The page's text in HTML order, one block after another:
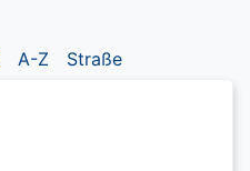
A-Z Straße